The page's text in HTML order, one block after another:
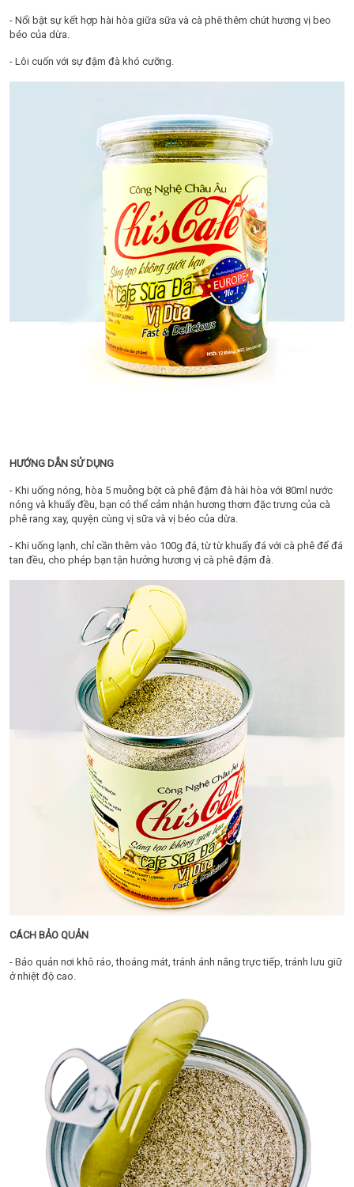
- Nổi bật sự kết hợp hài hòa giữa sữa và cà phê thêm chút hương vị beo
béo của dừa.
- Lôi cuốn với sự đậm đà khó cưỡng.
HƯỚNG DẪN SỬ DỤNG
- Khi uống nóng, hòa 5 muỗng bột cà phê đậm đà hài hòa với 80ml nước
nóng và khuấy đều, bạn có thể cảm nhận hương thơm đặc trưng của cà
phê rang xay, quyện cùng vị sữa và vị béo của dừa.
- Khi uống lạnh, chỉ cần thêm vào 100g đá, từ từ khuấy đá với cà phê để đá
tan đều, cho phép bạn tận hưởng hương vị cà phê đậm đà.
CÁCH BẢO QUẢN
- Bảo quản nơi khô ráo, thoáng mát, tránh ánh nắng trực tiếp, tránh lưu giữ
ở nhiệt độ cao.